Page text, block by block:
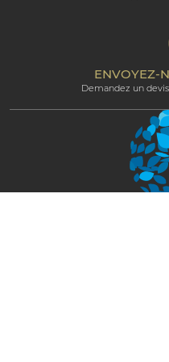
Espace
ENVOYEZ-
Demandez un